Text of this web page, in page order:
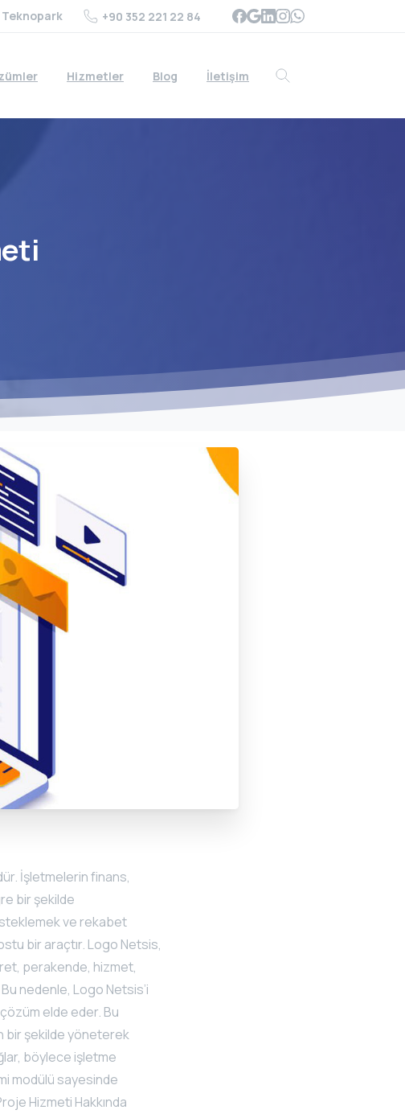
Teknopark +90 352 221 22 84
Hizmetler Blog İletişim
Search
İşletmelerin finans,
bir şekilde
ve rekabet
bir araçtır. Logo Netsis,
perakende, hizmet,
nedenle, Logo Netsis’i
elde eder. Bu
bir şekilde yöneterek
böylece işletme
modülü sayesinde
Hizmeti Hakkında